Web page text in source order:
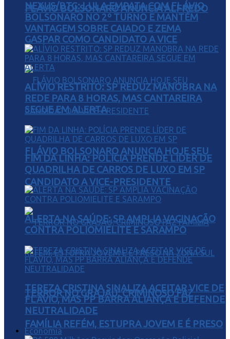
FLÁVIO BOLSONARO ANUNCIA ALFREDO
GASPAR COMO CANDIDATO A VICE
FLÁVIO BOLSONARO ANUNCIA HOJE SEU
CANDIDATO A VICE-PRESIDENTE
TERROR NO GRAJAÚ: CRIMINOSO FAZ
FAMÍLIA REFÉM, ESTUPRA JOVEM E É PRESO
NEXUS/BTG: LULA EMPATA COM FLÁVIO
BOLSONARO NO 2º TURNO E MANTÉM
VANTAGEM SOBRE CAIADO E ZEMA
ALÍVIO RESTRITO: SP REDUZ MANOBRA NA
REDE PARA 8 HORAS, MAS CANTAREIRA
SEGUE EM ALERTA
FIM DA LINHA: POLÍCIA PRENDE LÍDER DE
QUADRILHA DE CARROS DE LUXO EM SP
ALERTA NA SAÚDE: SP AMPLIA VACINAÇÃO
CONTRA POLIOMIELITE E SARAMPO
TEREZA CRISTINA SINALIZA ACEITAR VICE DE
FLÁVIO, MAS PP BARRA ALIANÇA E DEFENDE
NEUTRALIDADE
Economia